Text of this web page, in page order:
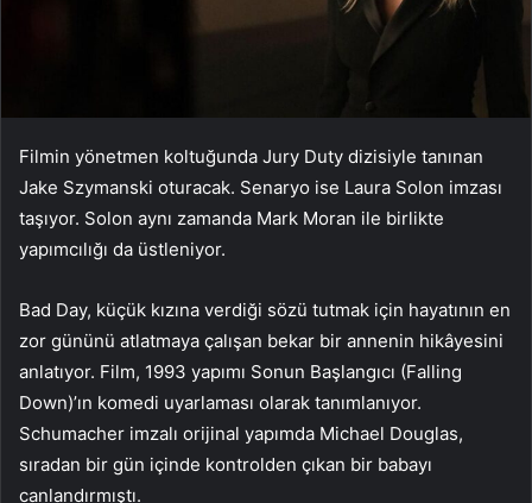
Filmin yönetmen koltuğunda Jury Duty dizisiyle tanınan
Jake Szymanski oturacak. Senaryo ise Laura Solon imzası
taşıyor. Solon aynı zamanda Mark Moran ile birlikte
yapımcılığı da üstleniyor.
Bad Day, küçük kızına verdiği sözü tutmak için hayatının en
zor gününü atlatmaya çalışan bekar bir annenin hikâyesini
anlatıyor. Film, 1993 yapımı Sonun Başlangıcı (Falling
Down)’ın komedi uyarlaması olarak tanımlanıyor.
Schumacher imzalı orijinal yapımda Michael Douglas,
sıradan bir gün içinde kontrolden çıkan bir babayı
canlandırmıştı.